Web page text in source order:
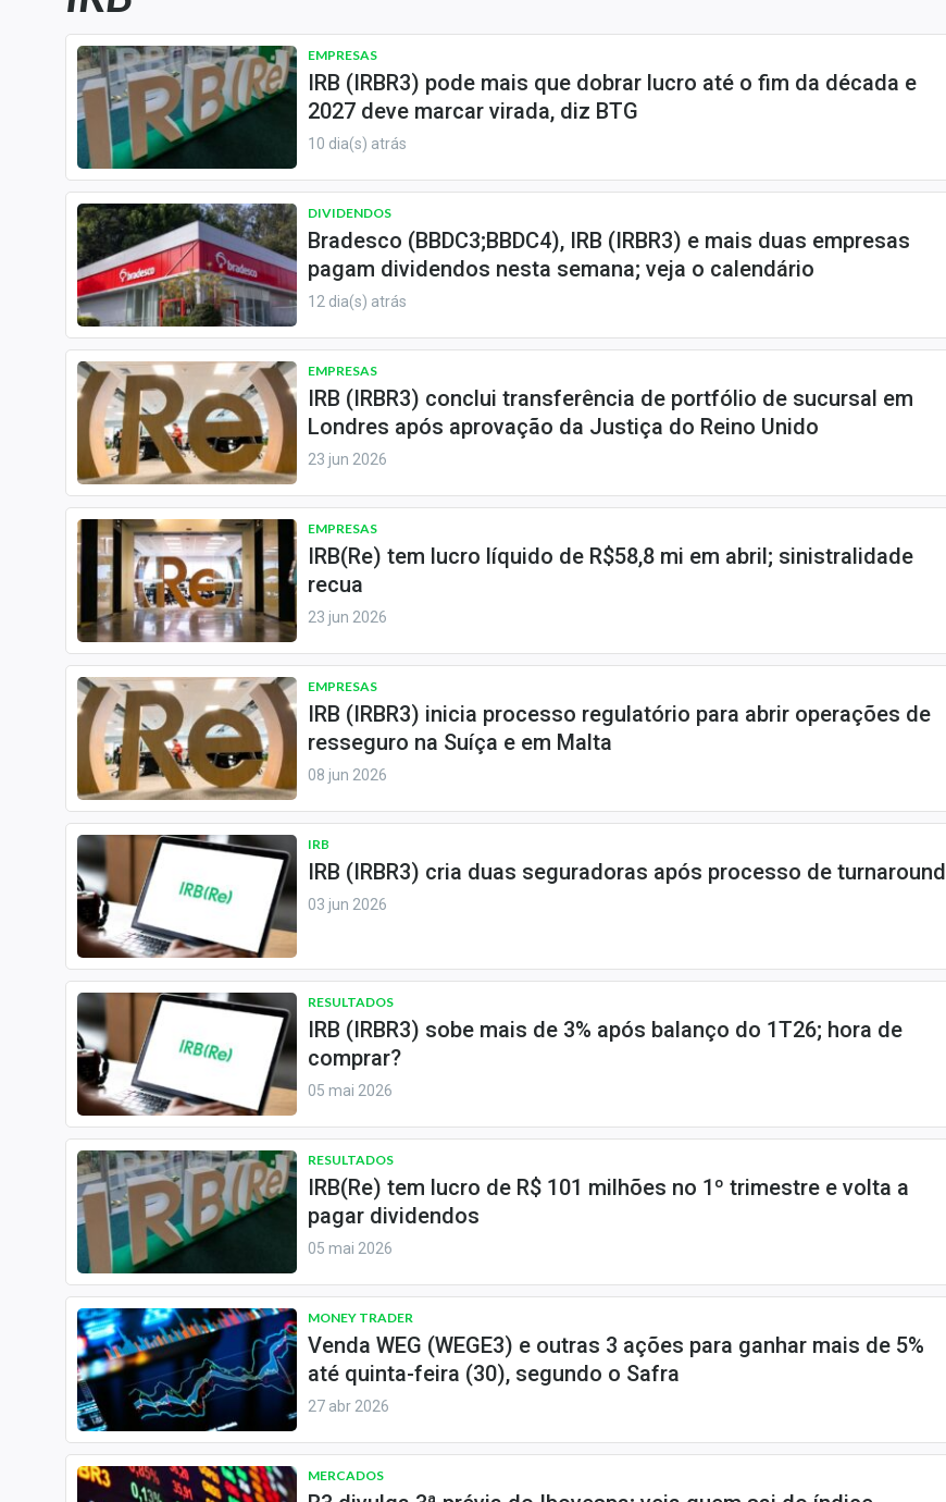
Central de Dividendos
Central de Fundos
Imobiliários
Central dos IPOs
Renda Fixa
Finanças Pessoais
Mercados
Economia
Empresas
Especiais
Internacional
Marketing
Tecnologia
Conteúdo de Marca
Sobre
Expediente
EMPRESAS
IRB (IRBR3) pode mais que dobrar lucro até o fim da década e
2027 deve marcar virada, diz BTG
10 dia(s) atrás
DIVIDENDOS
Bradesco (BBDC3;BBDC4), IRB (IRBR3) e mais duas empresas
pagam dividendos nesta semana; veja o calendário
12 dia(s) atrás
EMPRESAS
IRB (IRBR3) conclui transferência de portfólio de sucursal em
Londres após aprovação da Justiça do Reino Unido
23 jun 2026
EMPRESAS
IRB(Re) tem lucro líquido de R$58,8 mi em abril; sinistralidade
recua
23 jun 2026
EMPRESAS
IRB (IRBR3) inicia processo regulatório para abrir operações de
resseguro na Suíça e em Malta
08 jun 2026
IRB
IRB (IRBR3) cria duas seguradoras após processo de turnaround
03 jun 2026
RESULTADOS
IRB (IRBR3) sobe mais de 3% após balanço do 1T26; hora de
comprar?
05 mai 2026
RESULTADOS
IRB(Re) tem lucro de R$ 101 milhões no 1º trimestre e volta a
pagar dividendos
05 mai 2026
MONEY TRADER
Venda WEG (WEGE3) e outras 3 ações para ganhar mais de 5%
até quinta-feira (30), segundo o Safra
27 abr 2026
MERCADOS